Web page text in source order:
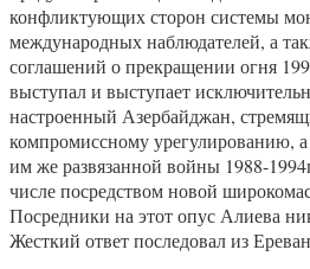
конфликтующих сторон системы
международных наблюдателей, а
соглашений о прекращении огня
выступал и выступает
настроенный Азербайджан,
компромиссному урегулированию,
им же развязанной войны 1988-
числе посредством новой
Посредники на этот опус Алиева
Жесткий ответ последовал из